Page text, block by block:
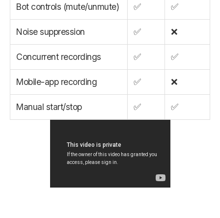
Bot controls (mute/unmute) ✅ ✅
Noise suppression ✅ ❌
Concurrent recordings ✅ ✅
Mobile-app recording ✅ ❌
Manual start/stop ✅ ✅